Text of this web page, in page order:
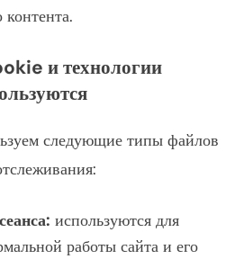
и технологии
следующие типы файлов
используются для
работы сайта и его